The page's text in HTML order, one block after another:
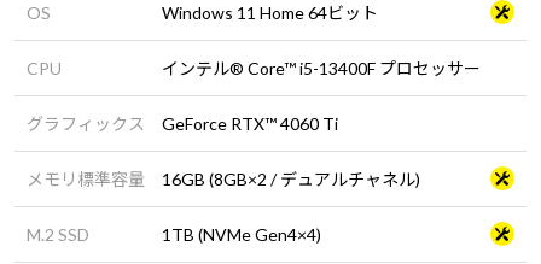
OS Windows 11 Home 64ビット
CPU インテル® Core™ i5-13400F プロセッサー
グラフィックス GeForce RTX™ 4060 Ti
メモリ標準容量 16GB (8GB×2 / デュアルチャネル)
M.2 SSD 1TB (NVMe Gen4×4)